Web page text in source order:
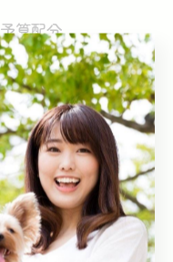
算配分
さを左右する重要な
では、総予算の中で
などにどの程度配分
。例えば、門扉とフ
に30％、植栽や照明
良い使い勝手と美観